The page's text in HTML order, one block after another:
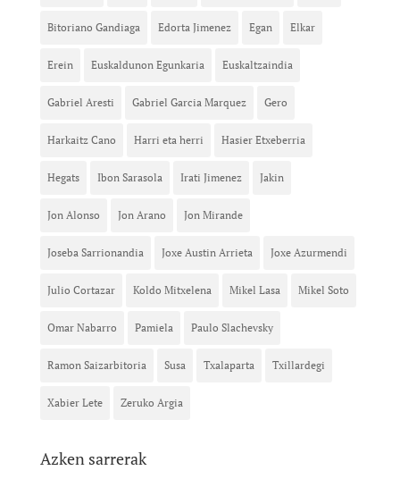
Bitoriano Gandiaga Edorta Jimenez Egan Elkar
Erein Euskaldunon Egunkaria Euskaltzaindia
Gabriel Aresti Gabriel Garcia Marquez Gero
Harkaitz Cano Harri eta herri Hasier Etxeberria
Hegats Ibon Sarasola Irati Jimenez Jakin
Jon Alonso Jon Arano Jon Mirande
Joseba Sarrionandia Joxe Austin Arrieta Joxe Azurmendi
Julio Cortazar Koldo Mitxelena Mikel Lasa Mikel Soto
Omar Nabarro Pamiela Paulo Slachevsky
Ramon Saizarbitoria Susa Txalaparta Txillardegi
Xabier Lete Zeruko Argia
Azken sarrerak